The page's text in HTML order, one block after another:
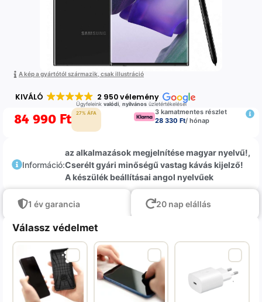
A kép a gyártótól származik, csak illustráció
KIVÁLÓ 2 950 vélemény
Ügyfeleink valódi, nyilvánosüzletértékelései
84 990 Ft 27% ÁFA
3 kamatmentes részlet
28 330 Ft/ hónap
Információ:
az alkalmazások megjelnítése magyar nyelvű!,
Cserélt gyári minőségű vastag kávás kijelző!
A készülék beállításai angol nyelvűek
1 év garancia 20 nap elállás
Válassz védelmet